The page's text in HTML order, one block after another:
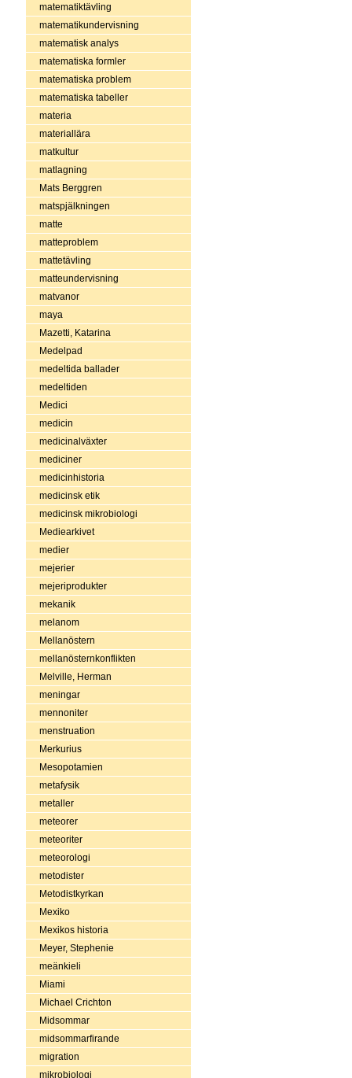
matematiktävling
matematikundervisning
matematisk analys
matematiska formler
matematiska problem
matematiska tabeller
materia
materiallära
matkultur
matlagning
Mats Berggren
matspjälkningen
matte
matteproblem
mattetävling
matteundervisning
matvanor
maya
Mazetti, Katarina
Medelpad
medeltida ballader
medeltiden
Medici
medicin
medicinalväxter
mediciner
medicinhistoria
medicinsk etik
medicinsk mikrobiologi
Mediearkivet
medier
mejerier
mejeriprodukter
mekanik
melanom
Mellanöstern
mellanösternkonflikten
Melville, Herman
meningar
mennoniter
menstruation
Merkurius
Mesopotamien
metafysik
metaller
meteorer
meteoriter
meteorologi
metodister
Metodistkyrkan
Mexiko
Mexikos historia
Meyer, Stephenie
meänkieli
Miami
Michael Crichton
Midsommar
midsommarfirande
migration
mikrobiologi